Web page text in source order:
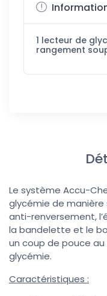
1 lecteur de
rangement
Le système Accu-
glycémie de
anti-renversement,
la bandelette et le
un coup de pouce
glycémie.
Caractéristiques :